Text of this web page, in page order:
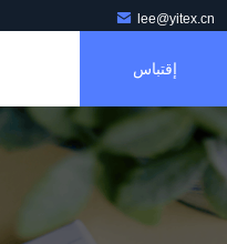
lee@yitex.cn
إقتباس